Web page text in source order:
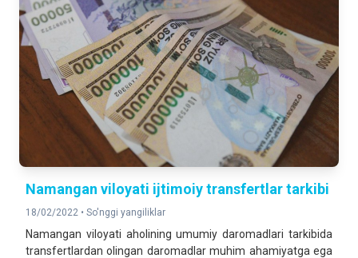
Namangan viloyati ijtimoiy transfertlar tarkibi
18/02/2022 • So'nggi yangiliklar
Namangan viloyati aholining umumiy daromadlari tarkibida
transfertlardan olingan daromadlar muhim ahamiyatga ega